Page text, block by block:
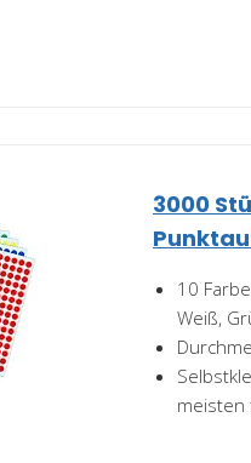
3000
10
Weiß,
meisten